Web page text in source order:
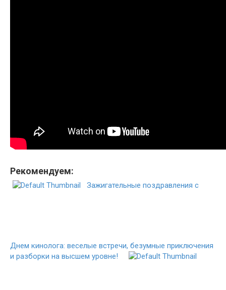
Рекомендуем:
Зажигательные поздравления с
Днем кинолога: веселые встречи, безумные приключения
и разборки на высшем уровне!